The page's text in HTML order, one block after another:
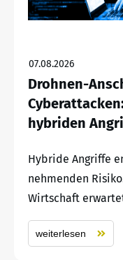
07.08.2026
Drohnen-
hybriden
Hybride Angriffe
nehmenden
Wirtschaft
weiterlesen